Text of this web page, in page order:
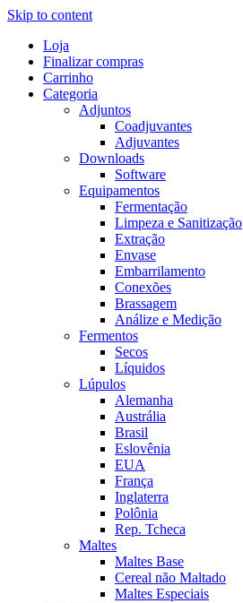
Skip to content
Loja
Finalizar compras
Carrinho
Categoria
Adjuntos
Coadjuvantes
Adjuvantes
Downloads
Software
Equipamentos
Fermentação
Limpeza e Sanitização
Extração
Envase
Embarrilamento
Conexões
Brassagem
Análize e Medição
Fermentos
Secos
Líquidos
Lúpulos
Alemanha
Austrália
Brasil
Eslovênia
EUA
França
Inglaterra
Polônia
Rep. Tcheca
Maltes
Maltes Base
Cereal não Maltado
Maltes Especiais